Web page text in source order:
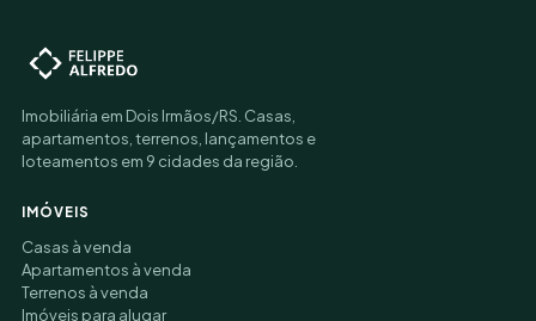
Imobiliária em Dois Irmãos/RS. Casas,
apartamentos, terrenos, lançamentos e
loteamentos em 9 cidades da região.
IMÓVEIS
Casas à venda
Apartamentos à venda
Terrenos à venda
Imóveis para alugar